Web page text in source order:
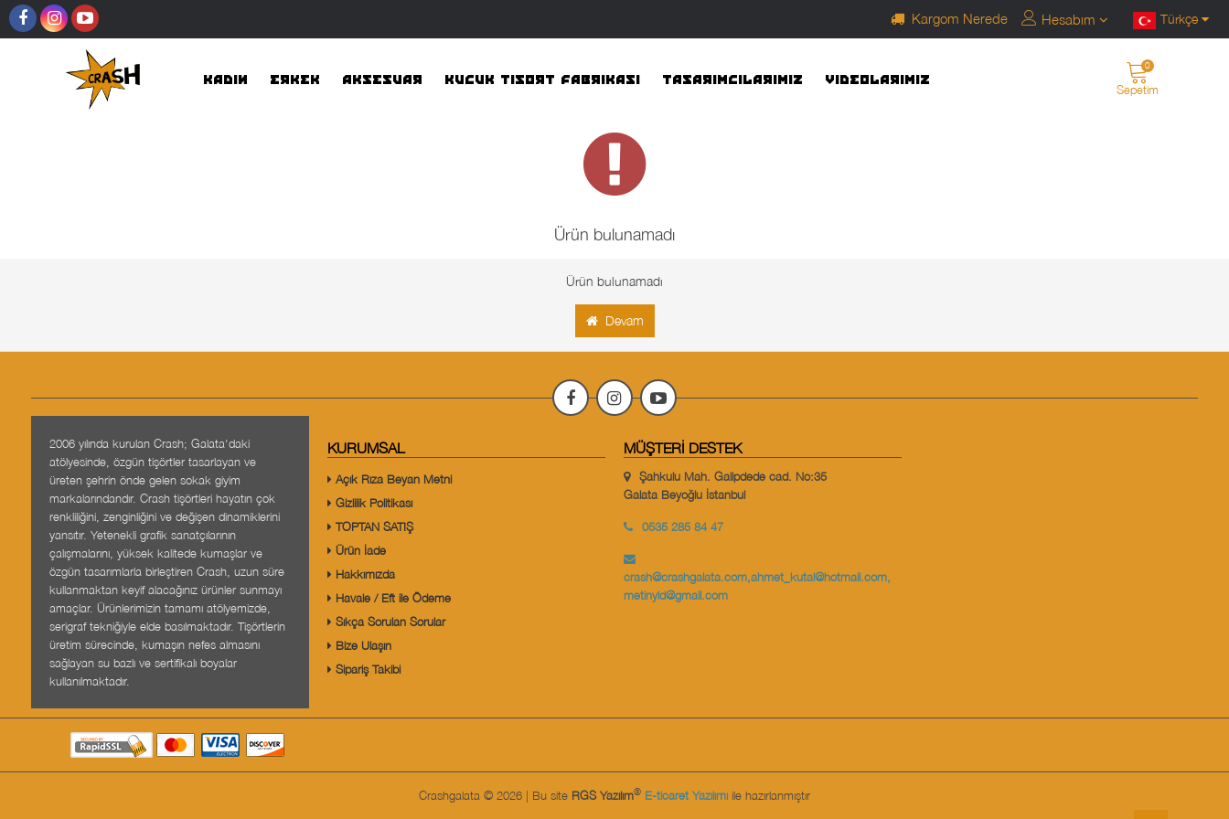
Türkçe
Hesabım
Kargom Nerede
KADIN ERKEK AKSESUAR KUCUK TISORT FABRIKASI TASARIMCILARIMIZ VIDEOLARIMIZ
Sepetim
0
Ürün bulunamadı
Ürün bulunamadı
Devam
2006 yılında kurulan Crash; Galata'daki
atölyesinde, özgün tişörtler tasarlayan ve
üreten şehrin önde gelen sokak giyim
markalarındandır. Crash tişörtleri hayatın çok
renkliliğini, zenginliğini ve değişen dinamiklerini
yansıtır. Yetenekli grafik sanatçılarının
çalışmalarını, yüksek kalitede kumaşlar ve
özgün tasarımlarla birleştiren Crash, uzun süre
kullanmaktan keyif alacağınız ürünler sunmayı
amaçlar. Ürünlerimizin tamamı atölyemizde,
serigraf tekniğiyle elde basılmaktadır. Tişörtlerin
üretim sürecinde, kumaşın nefes almasını
sağlayan su bazlı ve sertifikalı boyalar
kullanılmaktadır.
KURUMSAL
Açık Rıza Beyan Metni
Gizlilik Politikası
TOPTAN SATIŞ
Ürün İade
Hakkımızda
Havale / Eft ile Ödeme
Sıkça Sorulan Sorular
Bize Ulaşın
Sipariş Takibi
MÜŞTERI DESTEK
Şahkulu Mah. Galipdede cad. No:35
Galata Beyoğlu İstanbul
0535 285 84 47
crash@crashgalata.com,ahmet_kutal@hotmail.com,
metinyld@gmail.com
Crashgalata © 2026 | Bu site RGS Yazılım® E-ticaret Yazılımı ile hazırlanmıştır